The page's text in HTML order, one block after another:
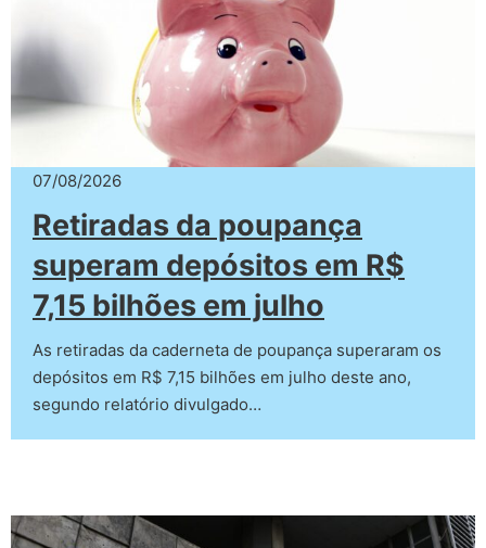
07/08/2026
Retiradas da poupança
superam depósitos em R$
7,15 bilhões em julho
As retiradas da caderneta de poupança superaram os
depósitos em R$ 7,15 bilhões em julho deste ano,
segundo relatório divulgado…